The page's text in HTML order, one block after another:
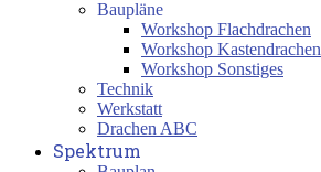
Baupläne
Workshop Flachdrachen
Workshop Kastendrachen
Workshop Sonstiges
Technik
Werkstatt
Drachen ABC
Spektrum